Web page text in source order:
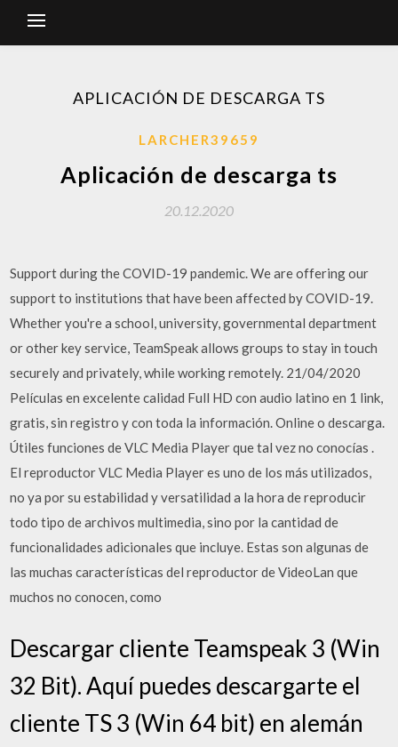
APLICACIÓN DE DESCARGA TS
LARCHER39659
Aplicación de descarga ts
20.12.2020
Support during the COVID-19 pandemic. We are offering our
support to institutions that have been affected by COVID-19.
Whether you're a school, university, governmental department
or other key service, TeamSpeak allows groups to stay in touch
securely and privately, while working remotely. 21/04/2020
Películas en excelente calidad Full HD con audio latino en 1 link,
gratis, sin registro y con toda la información. Online o descarga.
Útiles funciones de VLC Media Player que tal vez no conocías .
El reproductor VLC Media Player es uno de los más utilizados,
no ya por su estabilidad y versatilidad a la hora de reproducir
todo tipo de archivos multimedia, sino por la cantidad de
funcionalidades adicionales que incluye. Estas son algunas de
las muchas características del reproductor de VideoLan que
muchos no conocen, como
Descargar cliente Teamspeak 3 (Win
32 Bit). Aquí puedes descargarte el
cliente TS 3 (Win 64 bit) en alemán